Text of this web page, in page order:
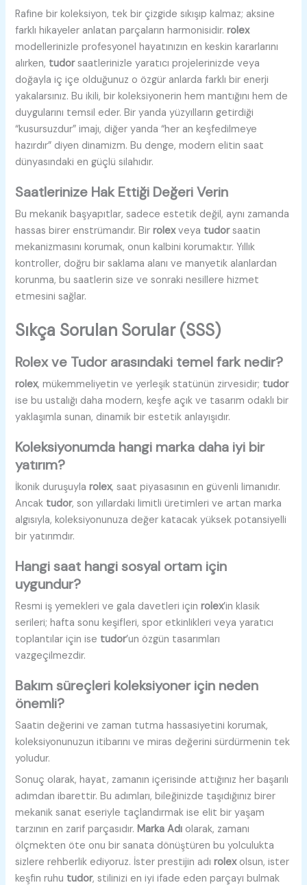
Rafine bir koleksiyon, tek bir çizgide sıkışıp kalmaz; aksine
farklı hikayeler anlatan parçaların harmonisidir.rolex
modellerinizle profesyonel hayatınızın en keskin kararlarını
alırken, tudorsaatlerinizle yaratıcı projelerinizde veya
doğayla iç içe olduğunuz o özgür anlarda farklı bir enerji
yakalarsınız. Bu ikili, bir koleksiyonerin hem mantığını hem de
duygularını temsil eder. Bir yanda yüzyılların getirdiği
“kusursuzdur” imajı, diğer yanda “her an keşfedilmeye
hazırdır” diyen dinamizm. Bu denge, modern elitin saat
dünyasındaki en güçlü silahıdır.
Saatlerinize Hak Ettiği Değeri Verin
Bu mekanik başyapıtlar, sadece estetik değil, aynı zamanda
hassas birer enstrümandır. Birrolexveya tudorsaatin
mekanizmasını korumak, onun kalbini korumaktır. Yıllık
kontroller, doğru bir saklama alanı ve manyetik alanlardan
korunma, bu saatlerin size ve sonraki nesillere hizmet
etmesini sağlar.
Sıkça Sorulan Sorular (SSS)
Rolex ve Tudor arasındaki temel fark nedir?
rolex, mükemmeliyetin ve yerleşik statünün zirvesidir; tudor
ise bu ustalığı daha modern, keşfe açık ve tasarım odaklı bir
yaklaşımla sunan, dinamik bir estetik anlayışıdır.
Koleksiyonumda hangi marka daha iyi bir
yatırım?
İkonik duruşuylarolex, saat piyasasının en güvenli limanıdır.
Ancak tudor, son yıllardaki limitli üretimleri ve artan marka
algısıyla, koleksiyonunuza değer katacak yüksek potansiyelli
bir yatırımdır.
Hangi saat hangi sosyal ortam için
uygundur?
Resmi iş yemekleri ve gala davetleri içinrolex’in klasik
serileri; hafta sonu keşifleri, spor etkinlikleri veya yaratıcı
toplantılar için ise tudor’un özgün tasarımları
vazgeçilmezdir.
Bakım süreçleri koleksiyoner için neden
önemli?
Saatin değerini ve zaman tutma hassasiyetini korumak,
koleksiyonunuzun itibarını ve miras değerini sürdürmenin tek
yoludur.
Sonuç olarak, hayat, zamanın içerisinde attığınız her başarılı
adımdan ibarettir. Bu adımları, bileğinizde taşıdığınız birer
mekanik sanat eseriyle taçlandırmak ise elit bir yaşam
tarzının en zarif parçasıdır.Marka Adı olarak, zamanı
ölçmekten öte onu bir sanata dönüştüren bu yolculukta
sizlere rehberlik ediyoruz. İster prestijin adırolexolsun, ister
keşfin ruhu tudor, stilinizi en iyi ifade eden parçayı bulmak